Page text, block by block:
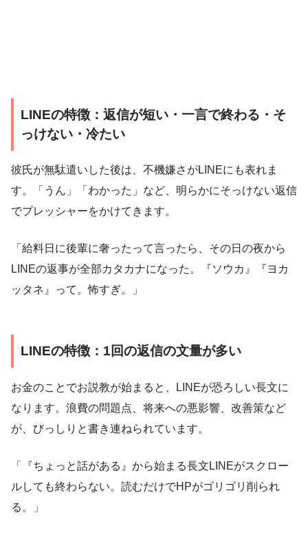
LINEの特徴：返信が短い・一言で終わる・そ
っけない・冷たい
彼氏が無駄遣いした後は、不機嫌さがLINEにも表れま
す。「うん」「わかった」など、明らかにそっけない返信
でプレッシャーをかけてきます。
「給料日に後輩に奢ったって言ったら、その日の夜から
LINEの返事が全部カタカナになった。『ソウカ』『ヨカ
ッタネ』って。怖すぎ。」
LINEの特徴：1回の返信の文量が多い
お金のことでお説教が始まると、LINEが恐ろしい長文に
なります。浪費の問題点、将来への悪影響、改善策など
が、びっしりと書き連ねられています。
「『ちょっと話がある』から始まる長文LINEがスクロー
ルしても終わらない。読むだけでHPがゴリゴリ削られ
る。」